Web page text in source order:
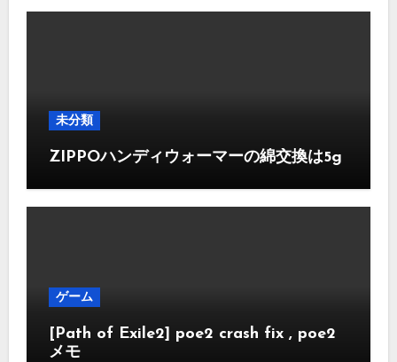
未分類
ZIPPOハンディウォーマーの綿交換は5g
ゲーム
[Path of Exile2] poe2 crash fix , poe2
メモ